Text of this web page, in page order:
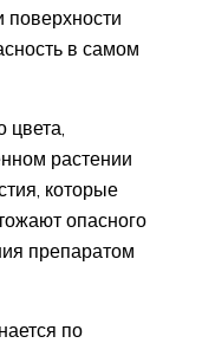
поверхности
в самом
растении
которые
опасного
препаратом
по